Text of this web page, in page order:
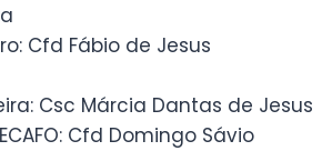
Cfd Fábio de Jesus
Csc Márcia Dantas de Jesus
Cfd Domingo Sávio